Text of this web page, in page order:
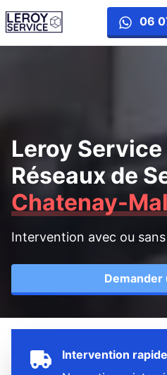
06
Leroy Service
Réseaux de
Chatenay-
Intervention avec ou
Demander
Intervention